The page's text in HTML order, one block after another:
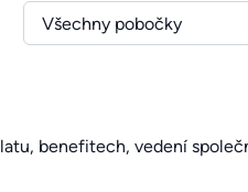
benefitech, vedení